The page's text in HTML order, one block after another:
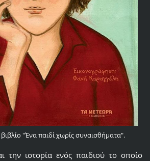
βιβλίο "Ένα παιδί χωρίς συναισθήματα".
την ιστορία ενός παιδιούτο οποίο